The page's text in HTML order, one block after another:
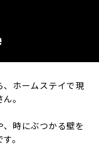
、ホームステイで現
。
時にぶつかる壁を
。